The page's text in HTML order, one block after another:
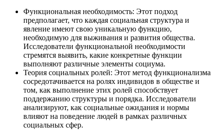
Функциональная необходимость: Этот подход
предполагает, что каждая социальная структура и
явление имеют свою уникальную функцию,
необходимую для выживания и развития общества.
Исследователи функциональной необходимости
стремятся выявить, какие конкретные функции
выполняют различные элементы социума.
Теория социальных ролей: Этот метод функционализма
сосредотачивается на ролях индивидов в обществе и
том, как выполнение этих ролей способствует
поддержанию структуры и порядка. Исследователи
анализируют, как социальные ожидания и нормы
влияют на поведение людей в рамках различных
социальных сфер.